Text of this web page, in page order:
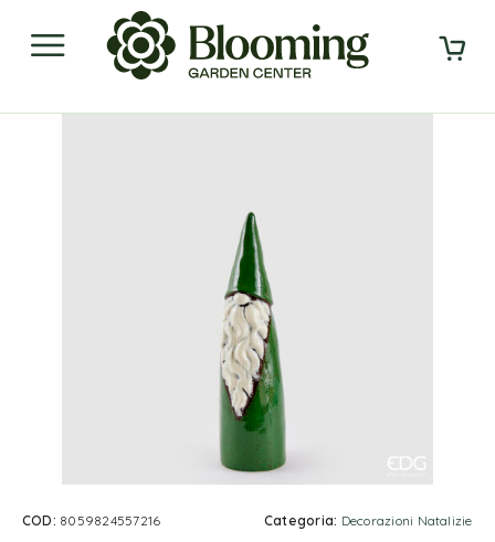
COD: 8059824557216 Categoria: Decorazioni Natalizie